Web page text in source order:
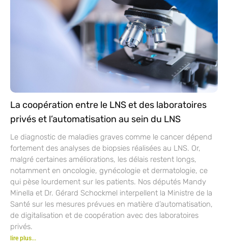
La coopération entre le LNS et des laboratoires
privés et l’automatisation au sein du LNS
Le diagnostic de maladies graves comme le cancer dépend
fortement des analyses de biopsies réalisées au LNS. Or,
malgré certaines améliorations, les délais restent longs,
notamment en oncologie, gynécologie et dermatologie, ce
qui pèse lourdement sur les patients. Nos députés Mandy
Minella et Dr. Gérard Schockmel interpellent la Ministre de la
Santé sur les mesures prévues en matière d’automatisation,
de digitalisation et de coopération avec des laboratoires
privés.
lire plus...